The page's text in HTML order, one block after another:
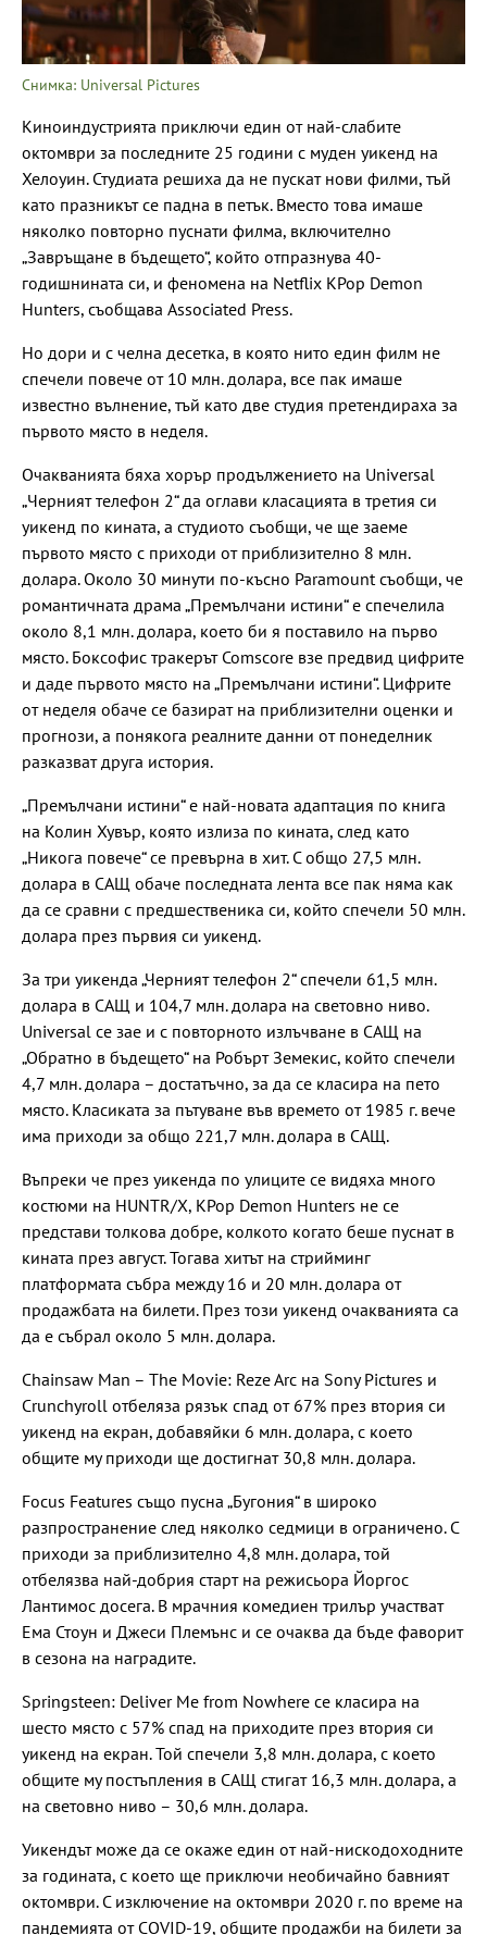
Снимка: Universal Pictures
Киноиндустрията приключи един от най-слабите
октомври за последните 25 години с муден уикенд на
Хелоуин. Студиата решиха да не пускат нови филми, тъй
като празникът се падна в петък. Вместо това имаше
няколко повторно пуснати филма, включително
„Завръщане в бъдещето“, който отпразнува 40-
годишнината си, и феномена на Netflix KPop Demon
Hunters, съобщава Associated Press.
Но дори и с челна десетка, в която нито един филм не
спечели повече от 10 млн. долара, все пак имаше
известно вълнение, тъй като две студия претендираха за
първото място в неделя.
Очакванията бяха хорър продължението на Universal
„Черният телефон 2“ да оглави класацията в третия си
уикенд по кината, а студиото съобщи, че ще заеме
първото място с приходи от приблизително 8 млн.
долара. Около 30 минути по-късно Paramount съобщи, че
романтичната драма „Премълчани истини“ е спечелила
около 8,1 млн. долара, което би я поставило на първо
място. Боксофис тракерът Comscore взе предвид цифрите
и даде първото място на „Премълчани истини“. Цифрите
от неделя обаче се базират на приблизителни оценки и
прогнози, а понякога реалните данни от понеделник
разказват друга история.
„Премълчани истини“ е най-новата адаптация по книга
на Колин Хувър, която излиза по кината, след като
„Никога повече“ се превърна в хит. С общо 27,5 млн.
долара в САЩ обаче последната лента все пак няма как
да се сравни с предшественика си, който спечели 50 млн.
долара през първия си уикенд.
За три уикенда „Черният телефон 2“ спечели 61,5 млн.
долара в САЩ и 104,7 млн. долара на световно ниво.
Universal се зае и с повторното излъчване в САЩ на
„Обратно в бъдещето“ на Робърт Земекис, който спечели
4,7 млн. долара – достатъчно, за да се класира на пето
място. Класиката за пътуване във времето от 1985 г. вече
има приходи за общо 221,7 млн. долара в САЩ.
Въпреки че през уикенда по улиците се видяха много
костюми на HUNTR/X, KPop Demon Hunters не се
представи толкова добре, колкото когато беше пуснат в
кината през август. Тогава хитът на стрийминг
платформата събра между 16 и 20 млн. долара от
продажбата на билети. През този уикенд очакванията са
да е събрал около 5 млн. долара.
Chainsaw Man – The Movie: Reze Arc на Sony Pictures и
Crunchyroll отбеляза рязък спад от 67% през втория си
уикенд на екран, добавяйки 6 млн. долара, с което
общите му приходи ще достигнат 30,8 млн. долара.
Focus Features също пусна „Бугония“ в широко
разпространение след няколко седмици в ограничено. С
приходи за приблизително 4,8 млн. долара, той
отбелязва най-добрия старт на режисьора Йоргос
Лантимос досега. В мрачния комедиен трилър участват
Ема Стоун и Джеси Племънс и се очаква да бъде фаворит
в сезона на наградите.
Springsteen: Deliver Me from Nowhere се класира на
шесто място с 57% спад на приходите през втория си
уикенд на екран. Той спечели 3,8 млн. долара, с което
общите му постъпления в САЩ стигат 16,3 млн. долара, а
на световно ниво – 30,6 млн. долара.
Уикендът може да се окаже един от най-нискодоходните
за годината, с което ще приключи необичайно бавният
октомври. С изключение на октомври 2020 г. по време на
пандемията от COVID-19, общите продажби на билети за